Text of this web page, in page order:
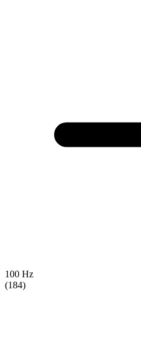
100 Hz
(184)